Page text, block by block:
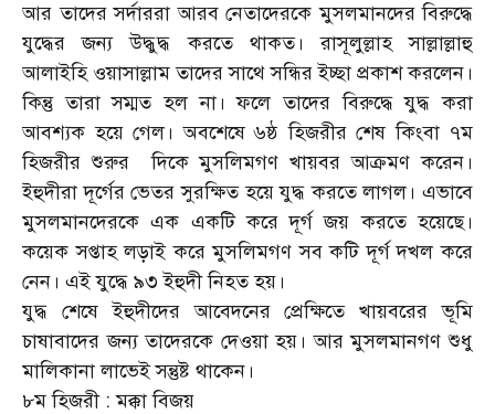
আর তাদের সর্দাররা আরব নেতাদেরকে মুসলমানদের বিরুদ্ধে
যুদ্ধের জন্য উদ্ধুদ্ধ করতে থাকত। রাসূলুল্লাহ সাল্লাল্লাহু
আলাইহি ওয়াসাল্লাম তাদের সাথে সন্ধির ইচ্ছা প্রকাশ করলেন।
কিন্তু তারা সম্মত হল না। ফলে তাদের বিরুদ্ধে যুদ্ধ করা
আবশ্যক হয়ে গেল। অবশেষে ৬ষ্ঠ হিজরীর শেষ কিংবা ৭ম
হিজরীর শুরুর দিকে মুসলিমগণ খায়বর আক্রমণ করেন।
ইহুদীরা দূর্গের ভেতর সুরক্ষিত হয়ে যুদ্ধ করতে লাগল। এভাবে
মুসলমানদেরকে এক একটি করে দূর্গ জয় করতে হয়েছে।
কয়েক সপ্তাহ লড়াই করে মুসলিমগণ সব কটি দূর্গ দখল করে
নেন। এই যুদ্ধে ৯৩ ইহুদী নিহত হয়।
যুদ্ধ শেষে ইহুদীদের আবেদনের প্রেক্ষিতে খায়বরের ভূমি
চাষাবাদের জন্য তাদেরকে দেওয়া হয়। আর মুসলমানগণ শুধু
মালিকানা লাভেই সন্তুষ্ট থাকেন।
৮ম হিজরী : মক্কা বিজয়